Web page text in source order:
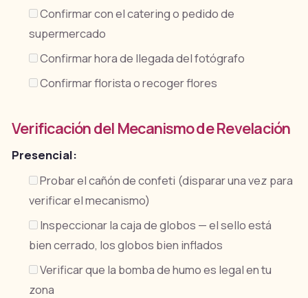
Confirmar con el catering o pedido de
supermercado
Confirmar hora de llegada del fotógrafo
Confirmar florista o recoger flores
Verificación del Mecanismo de Revelación
Presencial:
Probar el cañón de confeti (disparar una vez para
verificar el mecanismo)
Inspeccionar la caja de globos — el sello está
bien cerrado, los globos bien inflados
Verificar que la bomba de humo es legal en tu
zona